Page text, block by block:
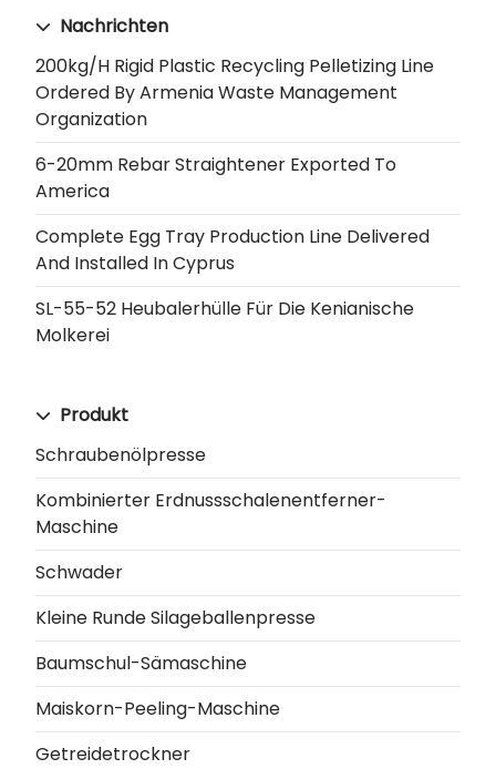
Nachrichten
200kg/h Rigid Plastic Recycling Pelletizing Line
Ordered By Armenia Waste Management
Organization
6-20mm Rebar Straightener Exported To
America
Complete Egg Tray Production Line Delivered
And Installed In Cyprus
SL-55-52 Heubalerhülle Für Die Kenianische
Molkerei
Produkt
Schraubenölpresse
Kombinierter Erdnussschalenentferner-
Maschine
Schwader
Kleine Runde Silageballenpresse
Baumschul-Sämaschine
Maiskorn-Peeling-Maschine
Getreidetrockner